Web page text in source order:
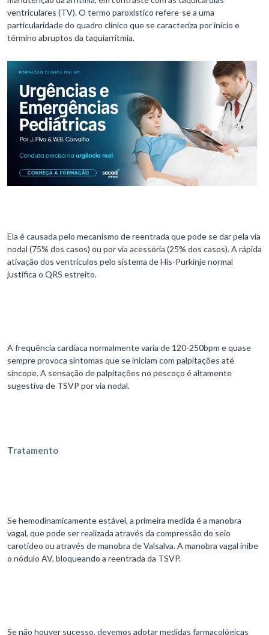
ventriculares (TV). O termo paroxístico refere-se a uma
particularidade do quadro clínico que se caracteriza por início e
término abruptos da taquiarritmia.
Ela é causada pelo mecanismo de reentrada que pode se dar pela via
nodal (75% dos casos) ou por via acessória (25% dos casos). A rápida
ativação dos ventrículos pelo sistema de His-Purkinje normal
justifica o QRS estreito.
A frequência cardíaca normalmente varia de 120-250bpm e quase
sempre provoca sintomas que se iniciam com palpitações até
síncope. A sensação de palpitações no pescoço é altamente
sugestiva de TSVP por via nodal.
Tratamento
Se hemodinamicamente estável, a primeira medida é a manobra
vagal, que pode ser realizada através da compressão do seio
carotídeo ou através de manobra de Valsalva. A manobra vagal inibe
o nódulo AV, bloqueando a reentrada da TSVP.
Se não houver sucesso, devemos adotar medidas farmacológicas